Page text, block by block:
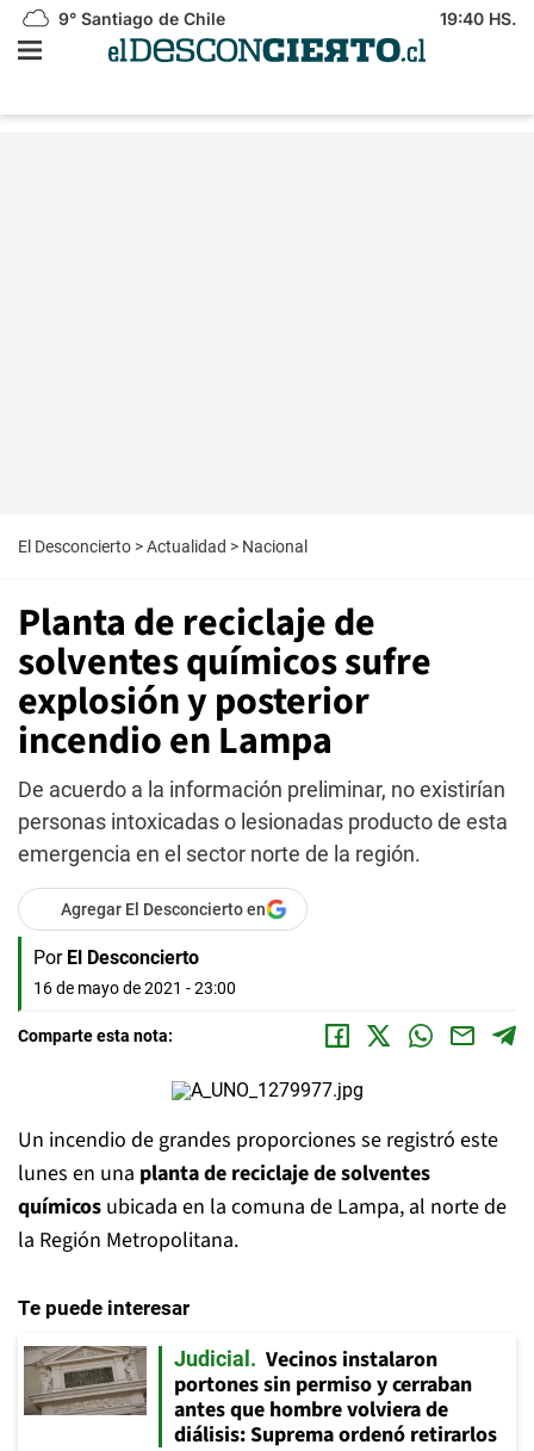
9° Santiago de Chile 19:40 HS.
El Desconcierto >Actualidad > Nacional
Planta de reciclaje de
solventes químicos sufre
explosión y posterior
incendio en Lampa
De acuerdo a la información preliminar, no existirían
personas intoxicadas o lesionadas producto de esta
emergencia en el sector norte de la región.
Agregar El Desconcierto en
Por El Desconcierto
16 de mayo de 2021 - 23:00
Comparte esta nota:
Un incendio de grandes proporciones se registró este
lunes en una planta de reciclaje de solventes
químicos ubicada en la comuna de Lampa, al norte de
la Región Metropolitana.
Te puede interesar
Judicial
Vecinos instalaron
portones sin permiso y cerraban
antes que hombre volviera de
diálisis: Suprema ordenó retirarlos